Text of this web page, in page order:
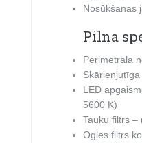
Nosūkšanas
Pilna
Perimetrālā
LED
5600 K)
Tauku filtrs –
Ogles filtrs